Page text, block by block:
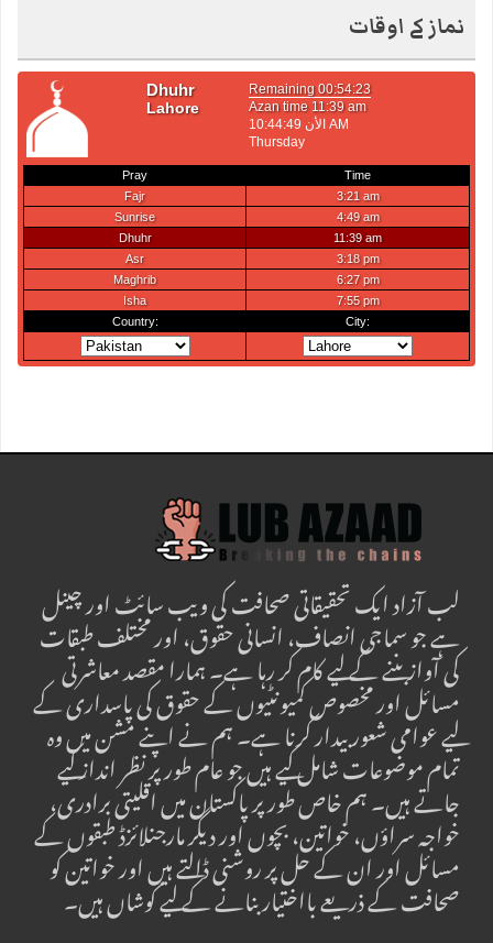
نماز کے اوقات
لب آزاد ایک تحقیقاتی صحافت کی ویب سائٹ اور چینل
ہے جو سماجی انصاف، انسانی حقوق، اور مختلف طبقات
کی آواز بننے کے لیے کام کر رہا ہے۔ ہمارا مقصد معاشرتی
مسائل اور مخصوص کمیونٹیوں کے حقوق کی پاسداری کے
لیے عوامی شعور بیدار کرنا ہے۔ ہم نے اپنے مشن میں وہ
تمام موضوعات شامل کیے ہیں جو عام طور پر نظر انداز کیے
جاتے ہیں۔ ہم خاص طور پر پاکستان میں اقلیتی برادری،
خواجہ سراؤں، خواتین، بچوں اور دیگر مارجنلائزڈ طبقوں کے
مسائل اور ان کے حل پر روشنی ڈالتے ہیں اور خواتین کو
صحافت کے ذریعے بااختیار بنانے کے لیے کوشاں ہیں۔